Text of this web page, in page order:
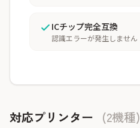
ICチップ完全互換
認識エラーが発生しません
対応プリンター (2機種)